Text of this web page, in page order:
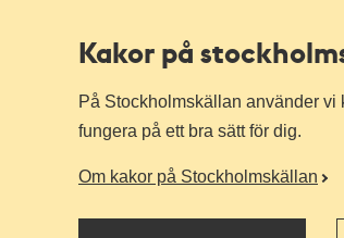
Kakor på
På Stockholmskällan använder vi
fungera på ett bra sätt för dig.
Om kakor på Stockholmskällan